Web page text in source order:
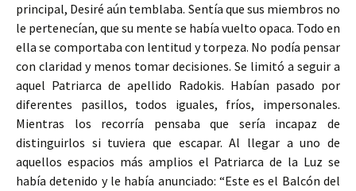
principal, Desiré aún temblaba. Sentía que sus miembros no
le pertenecían, que su mente se había vuelto opaca. Todo en
ella se comportaba con lentitud y torpeza. No podía pensar
con claridad y menos tomar decisiones. Se limitó a seguir a
aquel Patriarca de apellido Radokis. Habían pasado por
diferentes pasillos, todos iguales, fríos, impersonales.
Mientras los recorría pensaba que sería incapaz de
distinguirlos si tuviera que escapar. Al llegar a uno de
aquellos espacios más amplios el Patriarca de la Luz se
había detenido y le había anunciado: “Este es el Balcón del